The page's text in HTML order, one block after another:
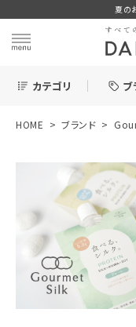
夏の
カテゴリ ブ
ログイン
新着＆再入荷商品
HOME ブランド